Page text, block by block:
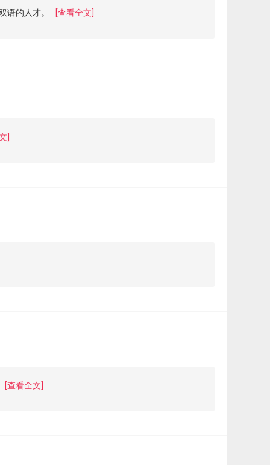
语的人才。 [查看全文]
]
[查看全文]